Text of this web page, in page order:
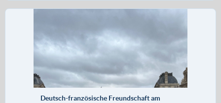
Deutsch-französische Freundschaft am